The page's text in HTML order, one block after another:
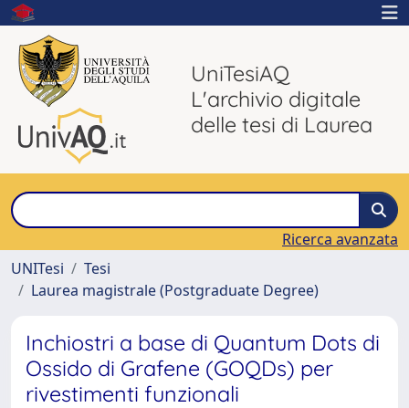
UniTesiAQ
L'archivio digitale
delle tesi di Laurea
Ricerca avanzata
UNITesi
Tesi
Laurea magistrale (Postgraduate Degree)
Inchiostri a base di Quantum Dots di
Ossido di Grafene (GOQDs) per
rivestimenti funzionali